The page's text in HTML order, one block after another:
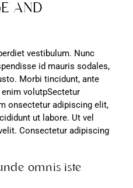
AND
vestibulum. Nunc
id mauris sodales,
Morbi tincidunt, ante
volutpSectetur
onsectetur adipiscing elit,
ut labore. Ut vel
Consectetur adipiscing
omnis iste